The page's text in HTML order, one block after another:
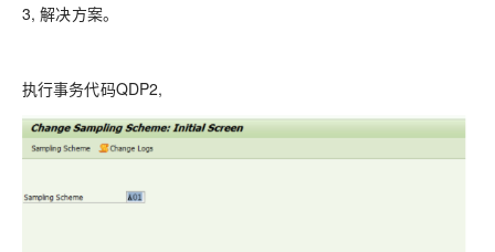
3, 解决方案。
执行事务代码QDP2,